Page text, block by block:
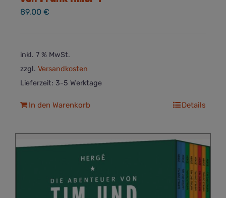
89,00 €
inkl. 7 % MwSt.
zzgl. Versandkosten
Lieferzeit: 3-5 Werktage
In den Warenkorb Details